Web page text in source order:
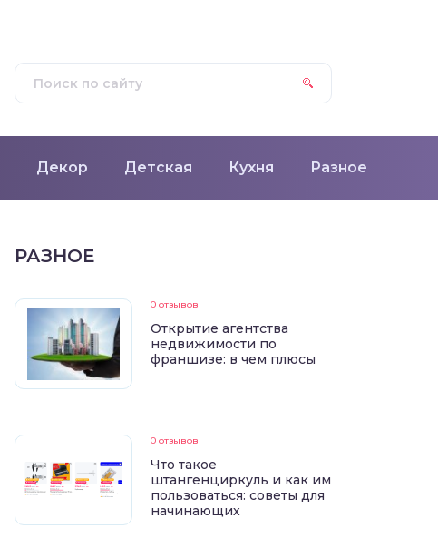
Декор Детская Кухня Разное
РАЗНОЕ
0 отзывов
Открытие агентства
недвижимости по
франшизе: в чем плюсы
0 отзывов
Что такое
штангенциркуль и как им
пользоваться: советы для
начинающих